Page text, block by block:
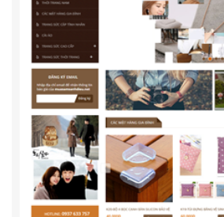
Casauapl.com